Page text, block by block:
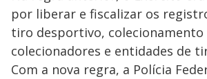
por liberar e fiscalizar os
tiro desportivo,
colecionadores e entidades de
Com a nova regra, a Polícia